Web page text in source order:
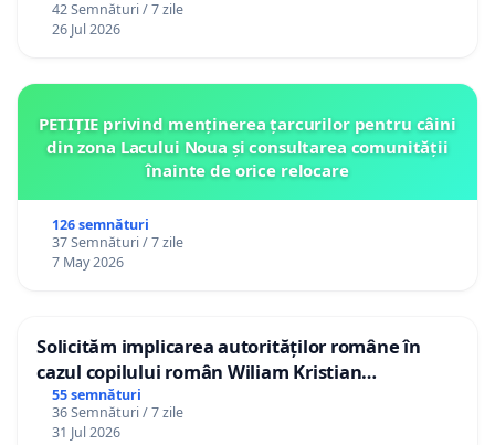
42 Semnături / 7 zile
26 Jul 2026
PETIȚIE privind menținerea țarcurilor pentru câini
din zona Lacului Noua și consultarea comunității
înainte de orice relocare
126 semnături
37 Semnături / 7 zile
7 May 2026
Solicităm implicarea autorităților române în
cazul copilului român Wiliam Kristian
Gheorghe, aflat în plasament în Danemarca de
12 ani
55 semnături
36 Semnături / 7 zile
31 Jul 2026